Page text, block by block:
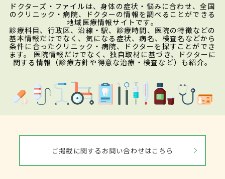
ドクターズ・ファイルは、身体の症状・悩みに合わせ、全国
のクリニック・病院、ドクターの情報を調べることができる
地域医療情報サイトです。
診療科目、行政区、沿線・駅、診療時間、医院の特徴などの
基本情報だけでなく、気になる症状、病名、検査名などから
条件に合ったクリニック・病院、ドクターを探すことができ
ます。 医院情報だけでなく、独自取材に基づき、ドクターに
関する情報（診療方針や得意な治療・検査など）も紹介。
ご掲載に関するお問い合わせはこちら